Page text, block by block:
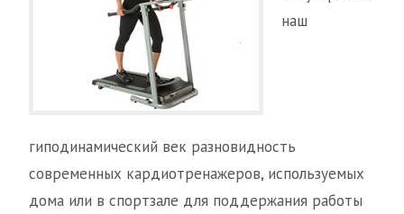
наш
гиподинамический век разновидность
современных кардиотренажеров, используемых
дома или в спортзале для поддержания работы